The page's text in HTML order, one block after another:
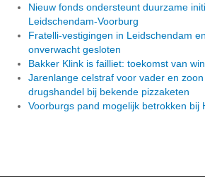
Nieuw fonds ondersteunt duurzame
Leidschendam-Voorburg
Fratelli-vestigingen in Leidschendam
onverwacht gesloten
Bakker Klink is failliet: toekomst van
Jarenlange celstraf voor vader en
drugshandel bij bekende pizzaketen
Voorburgs pand mogelijk betrokken bij